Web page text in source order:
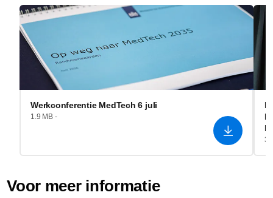
Werkconferentie MedTech 6 juli
1.9 MB -
Voor meer informatie